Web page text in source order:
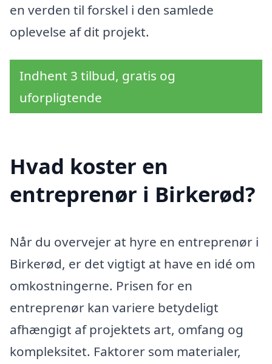
en verden til forskel i den samlede
oplevelse af dit projekt.
Indhent 3 tilbud, gratis og
uforpligtende
Hvad koster en
entreprenør i Birkerød?
Når du overvejer at hyre en entreprenør i
Birkerød, er det vigtigt at have en idé om
omkostningerne. Prisen for en
entreprenør kan variere betydeligt
afhængigt af projektets art, omfang og
kompleksitet. Faktorer som materialer,